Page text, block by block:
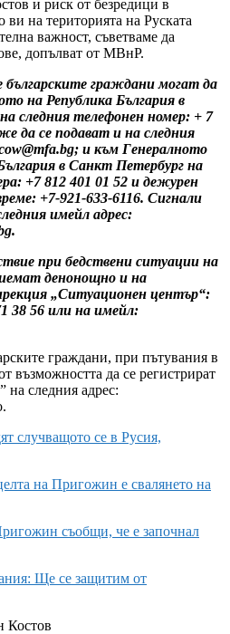
и риск от безредици в
ви на територията на Руската
важност, съветваме да
допълват от МВнР.
граждани могат да
на Република България в
следния телефонен номер: + 7
да се подават и на следния
и към Генералното
в Санкт Петербург на
+7 812 401 01 52 и дежурен
+7-921-633-6116. Сигнали
имейл адрес:
при бедствени ситуации на
денонощно и на
„Ситуационен център“:
38 56 или на имейл:
граждани, при пътувания в
възможността да се регистрират
на следния адрес:
случващото се в Русия,
на Пригожин е свалянето на
съобщи, че е започнал
Ще се защитим от
Костов